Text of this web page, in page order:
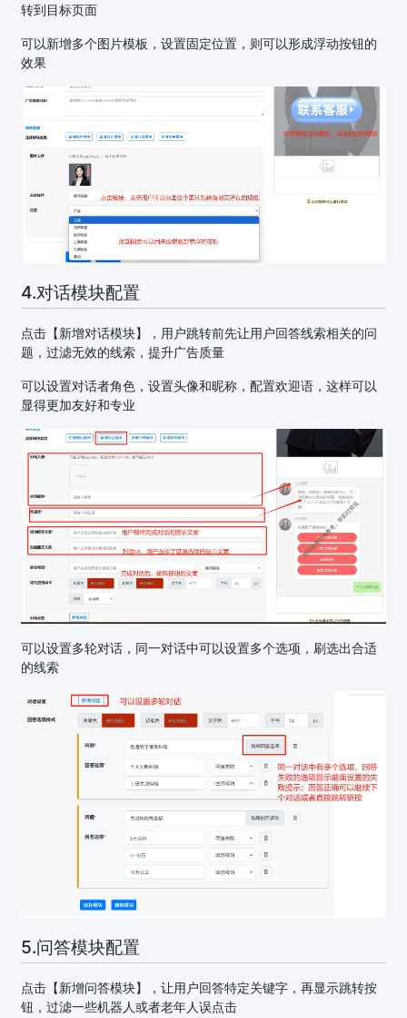
转到目标页面
可以新增多个图片模板，设置固定位置，则可以形成浮动按钮的
效果
4.对话模块配置
点击【新增对话模块】，用户跳转前先让用户回答线索相关的问
题，过滤无效的线索，提升广告质量
可以设置对话者角色，设置头像和昵称，配置欢迎语，这样可以
显得更加友好和专业
可以设置多轮对话，同一对话中可以设置多个选项，刷选出合适
的线索
5.问答模块配置
点击【新增问答模块】，让用户回答特定关键字，再显示跳转按
钮，过滤一些机器人或者老年人误点击